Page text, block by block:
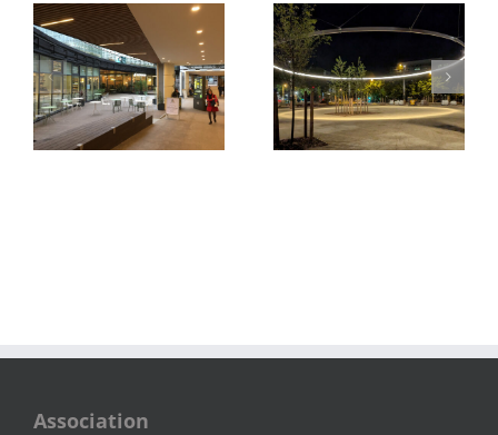
Quartier des Groues
Parvis du Pont Neuf et
de La Samaritaine
Association